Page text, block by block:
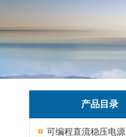
产品目录
可编程直流稳压电源